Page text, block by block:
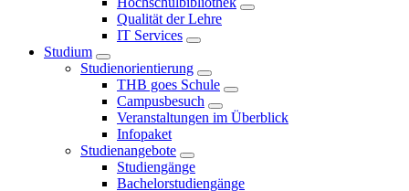
Qualität der Lehre
IT Services
Studium
Studienorientierung
THB goes Schule
Campusbesuch
Veranstaltungen im Überblick
Infopaket
Studienangebote
Studiengänge
Bachelorstudiengänge